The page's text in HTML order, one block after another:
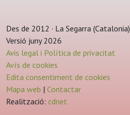
Des de 2012 · La Segarra (Catalonia)
Versió juny 2026
Avis legal i Política de privacitat
Avís de cookies
Edita consentiment de cookies
Mapa web | Contactar
Realització: cdnet